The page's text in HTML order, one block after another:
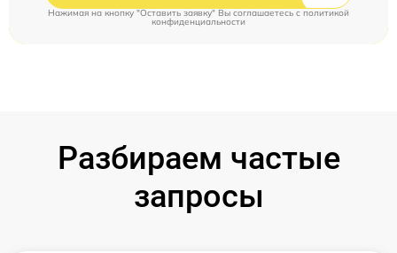
Нажимая на кнопку "Оставить заявку" Вы соглашаетесь cполитикой
конфиденциальности
Разбираем частые
запросы